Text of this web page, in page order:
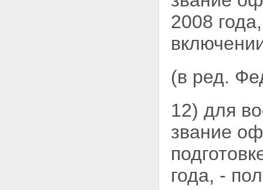
2008
(в ред.
12) для
звание
года, -